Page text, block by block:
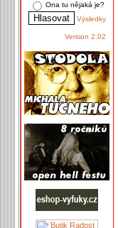
Ona tu nějaká je?
Výsledky
Version 2.02